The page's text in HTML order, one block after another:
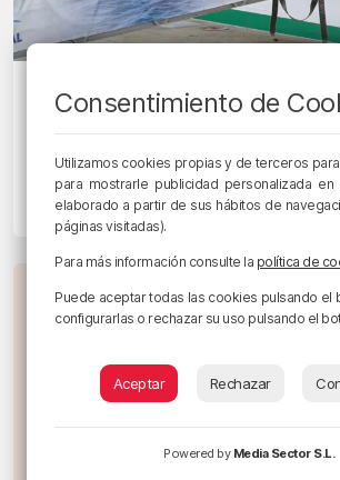
El crucero ‘Ambition’,
lunes en Getxo
18/05/2026 • 09:15 • RADIO POPULAR - HERRI
Consentimiento de
Utilizamos cookies propias y de terceros
para mostrarle publicidad personalizada
elaborado a partir de sus hábitos de
páginas visitadas).
Para más información consulte la política de
Puede aceptar todas las cookies pulsando el
configurarlas o rechazar su uso pulsando el
Aceptar Rechazar
Powered by Media Sector S.L.